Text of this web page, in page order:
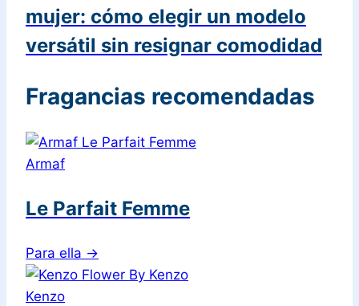
mujer: cómo elegir un modelo
versátil sin resignar comodidad
Fragancias recomendadas
Armaf
Le Parfait Femme
Para ella →
Kenzo